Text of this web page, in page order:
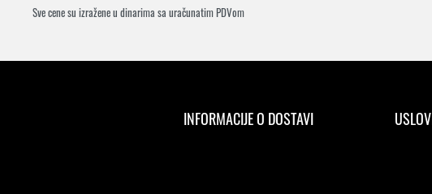
Sve cene su izražene u dinarima sa uračunatim PDVom
INFORMACIJE O DOSTAVI